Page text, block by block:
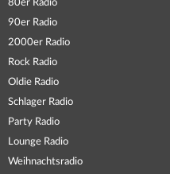
80er Radio
90er Radio
2000er Radio
Rock Radio
Oldie Radio
Schlager Radio
Party Radio
Lounge Radio
Weihnachtsradio